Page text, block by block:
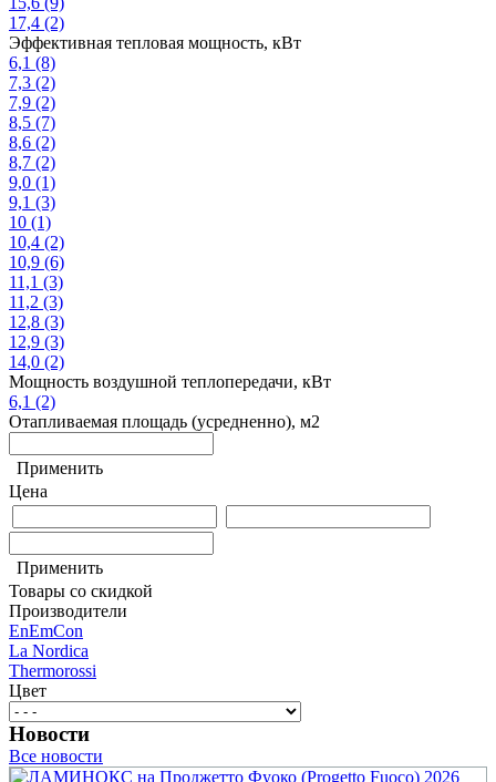
17,4 (2)
Эффективная тепловая мощность, кВт
6,1 (8)
7,3 (2)
7,9 (2)
8,5 (7)
8,6 (2)
8,7 (2)
9,0 (1)
9,1 (3)
10 (1)
10,4 (2)
10,9 (6)
11,1 (3)
11,2 (3)
12,8 (3)
12,9 (3)
14,0 (2)
Мощность воздушной теплопередачи, кВт
6,1 (2)
Отапливаемая площадь (усредненно), м2
Применить
Цена
Применить
Товары со скидкой
Производители
EnEmCon
La Nordica
Thermorossi
Цвет
Новости
Все новости